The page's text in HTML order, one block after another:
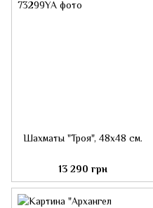
Шахматы "Троя", 48x48 см.
13 290 грн